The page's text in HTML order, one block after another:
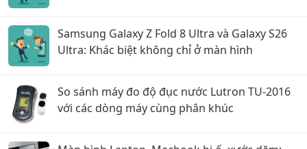
Samsung Galaxy Z Fold 8 Ultra và Galaxy S26
Ultra: Khác biệt không chỉ ở màn hình
So sánh máy đo độ đục nước Lutron TU-2016
với các dòng máy cùng phân khúc